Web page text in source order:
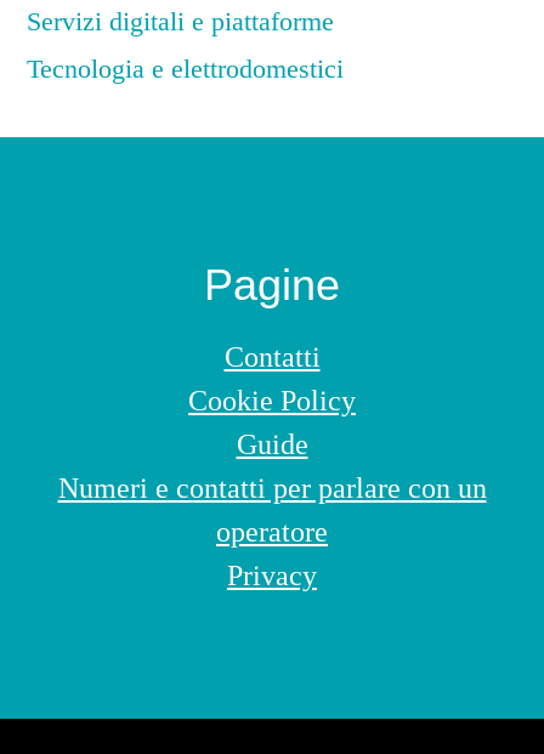
Servizi digitali e piattaforme
Tecnologia e elettrodomestici
Pagine
Contatti
Cookie Policy
Guide
Numeri e contatti per parlare con un
operatore
Privacy